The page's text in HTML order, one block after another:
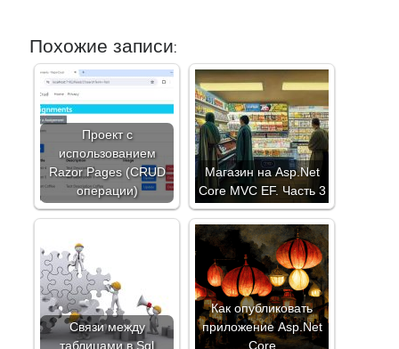
Похожие записи:
Проект с
использованием
Razor Pages (CRUD
операции)
Магазин на Asp.Net
Core MVC EF. Часть 3
Связи между
таблицами в Sql
Как опубликовать
приложение Asp.Net
Core